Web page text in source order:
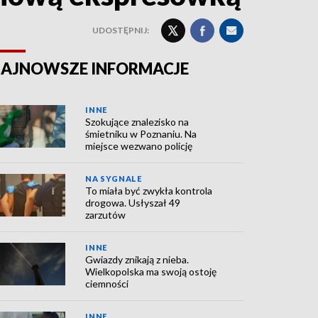
UDOSTĘPNIJ:
INFORMACJE
INNE
Szokujące znalezisko na
śmietniku w Poznaniu. Na
miejsce wezwano policję
NA SYGNALE
To miała być zwykła kontrola
drogowa. Usłyszał 49
zarzutów
INNE
Gwiazdy znikają z nieba.
Wielkopolska ma swoją ostoję
ciemności